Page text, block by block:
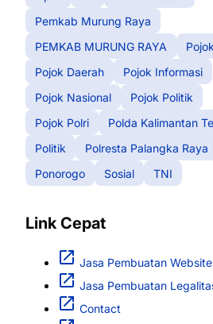
Pemkab Murung Raya
PEMKAB MURUNG RAYA
Pojok Daerah
Pojok Informasi
Pojok Nasional
Pojok Politik
Pojok Polri
Polda Kalimantan
Politik
Polresta Palangka Raya
Ponorogo
Sosial TNI
Link Cepat
Jasa Pembuatan Website
Jasa Pembuatan
Contact